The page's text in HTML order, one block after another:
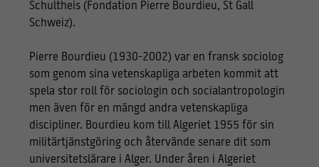
Schultheis (Fondation Pierre Bourdieu, St Gall
Schweiz).
Pierre Bourdieu (1930-2002) var en fransk sociolog
som genom sina vetenskapliga arbeten kommit att
spela stor roll för sociologin och socialantropologin
men även för en mängd andra vetenskapliga
discipliner. Bourdieu kom till Algeriet 1955 för sin
militärtjänstgöring och återvände senare dit som
universitetslärare i Alger. Under åren i Algeriet